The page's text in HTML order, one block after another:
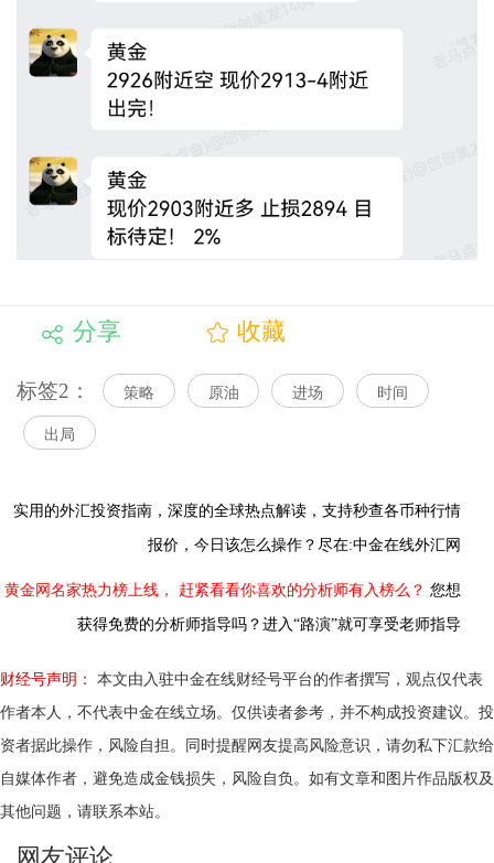
分享 收藏
标签2： 策略 原油 进场 时间
出局
实用的外汇投资指南， 深度的全球热点解读， 支持秒查各币种行情
报价，今日该怎么操作？尽在:中金在线外汇网
黄金网名家热力榜上线， 赶紧看看你喜欢的分析师有入榜么？ 您想
获得免费的分析师指导吗？进入“路演”就可享受老师指导
财经号声明：
本文由入驻中金在线财经号平台的作者撰写，观点仅代表
作者本人，不代表中金在线立场。仅供读者参考，并不构成投资建议。投
资者据此操作，风险自担。同时提醒网友提高风险意识，请勿私下汇款给
自媒体作者，避免造成金钱损失，风险自负。如有文章和图片作品版权及
其他问题，请联系本站。